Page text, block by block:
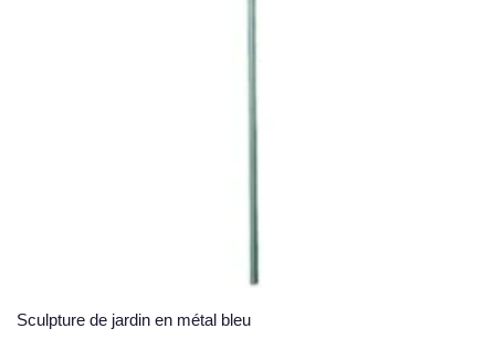
Sculpture de jardin en métal bleu